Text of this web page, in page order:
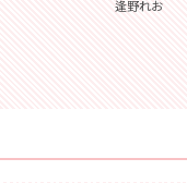
逢野れお